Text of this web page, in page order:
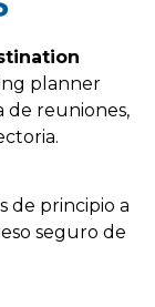
planner
de reuniones,
de principio a
seguro de